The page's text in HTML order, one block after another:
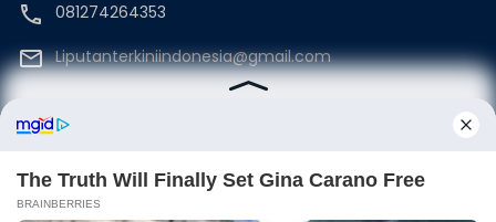
081274264353
Liputanterkiniindonesia@gmail.com